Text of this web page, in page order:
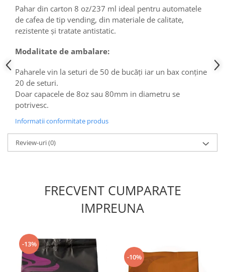
Pahar din carton 8 oz/237 ml ideal pentru automatele
de cafea de tip vending, din materiale de calitate,
rezistente și tratate antistatic.
Modalitate de ambalare:
Paharele vin la seturi de 50 de bucăți iar un bax conține
20 de seturi.
Doar capacele de 8oz sau 80mm in diametru se
potrivesc.
Informatii conformitate produs
Review-uri(0)
FRECVENT CUMPARATE
IMPREUNA
-13%
-10%